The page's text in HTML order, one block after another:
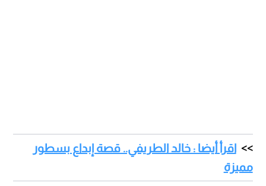
اقرأ أيضا : خالد الطريفي.. قصة إبداع بسطور
مميزة